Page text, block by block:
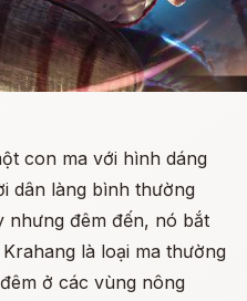
con ma với hình dáng
dân làng bình thường
nhưng đêm đến, nó bắt
là loại ma thường
ở các vùng nông